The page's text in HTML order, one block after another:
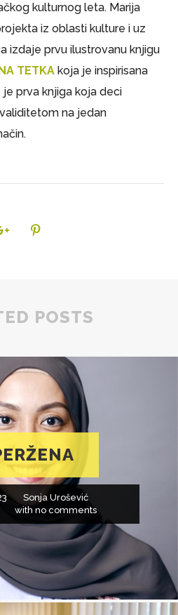
kulturnog leta. Marija
iz oblasti kulture i uz
izdaje prvu ilustrovanu knjigu
TETKA koja je inspirisana
prva knjiga koja deci
na jedan
POSTS
Sonja Urošević
with no comments